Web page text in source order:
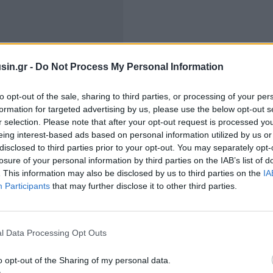
- Do Not Process My Personal Information
opt-out of the sale, sharing to third parties, or processing of your
for targeted advertising by us, please use the below opt-out
selection. Please note that after your opt-out request is processed
interest-based ads based on personal information utilized by us
to third parties prior to your opt-out. You may separately
of your personal information by third parties on the IAB’s list of
This information may also be disclosed by us to third parties on the
Participants that may further disclose it to other third parties.
Data Processing Opt Outs
opt-out of the Sharing of my personal data.
υπήρξε διαχρονικά μια πορεία ανάμεσα στην
και μετά η σταδιακή χειραφέτηση των
άρση περιορισμών στην κατοικία, την εργασία, την
η ένταξη στις ευρωπαϊκές κοινωνίες είχε συχνά
ιδιαίτερης πολιτισμικής και θρησκευτικής τους
στις ΗΠΑ. Το αμερικανικό εβραϊκό στοιχείο
κύματα, μεσημαντικές διαφοροποιήσεις
και σε εκείνους που έφθασαν αργότερα από την
πόσο οι Εβραίοι αποτελούν κυρίως
σε ένα από τα θεμελιώδη ζητήματα της σύγχρονης